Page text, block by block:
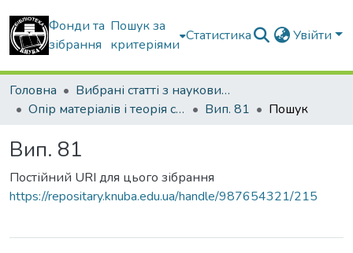
Фонди та
зібрання
Пошук за
критеріями
Статистика Увійти
Головна
Вибрані статті з наукових збірників КНУБА
Опір матеріалів і теорія споруд
Вип. 81 Пошук
Вип. 81
Постійний URI для цього зібрання
https://repositary.knuba.edu.ua/handle/987654321/215